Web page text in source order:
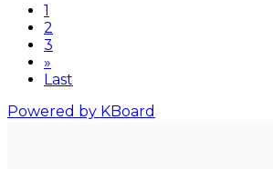
1
2
3
»
Last
Powered by KBoard